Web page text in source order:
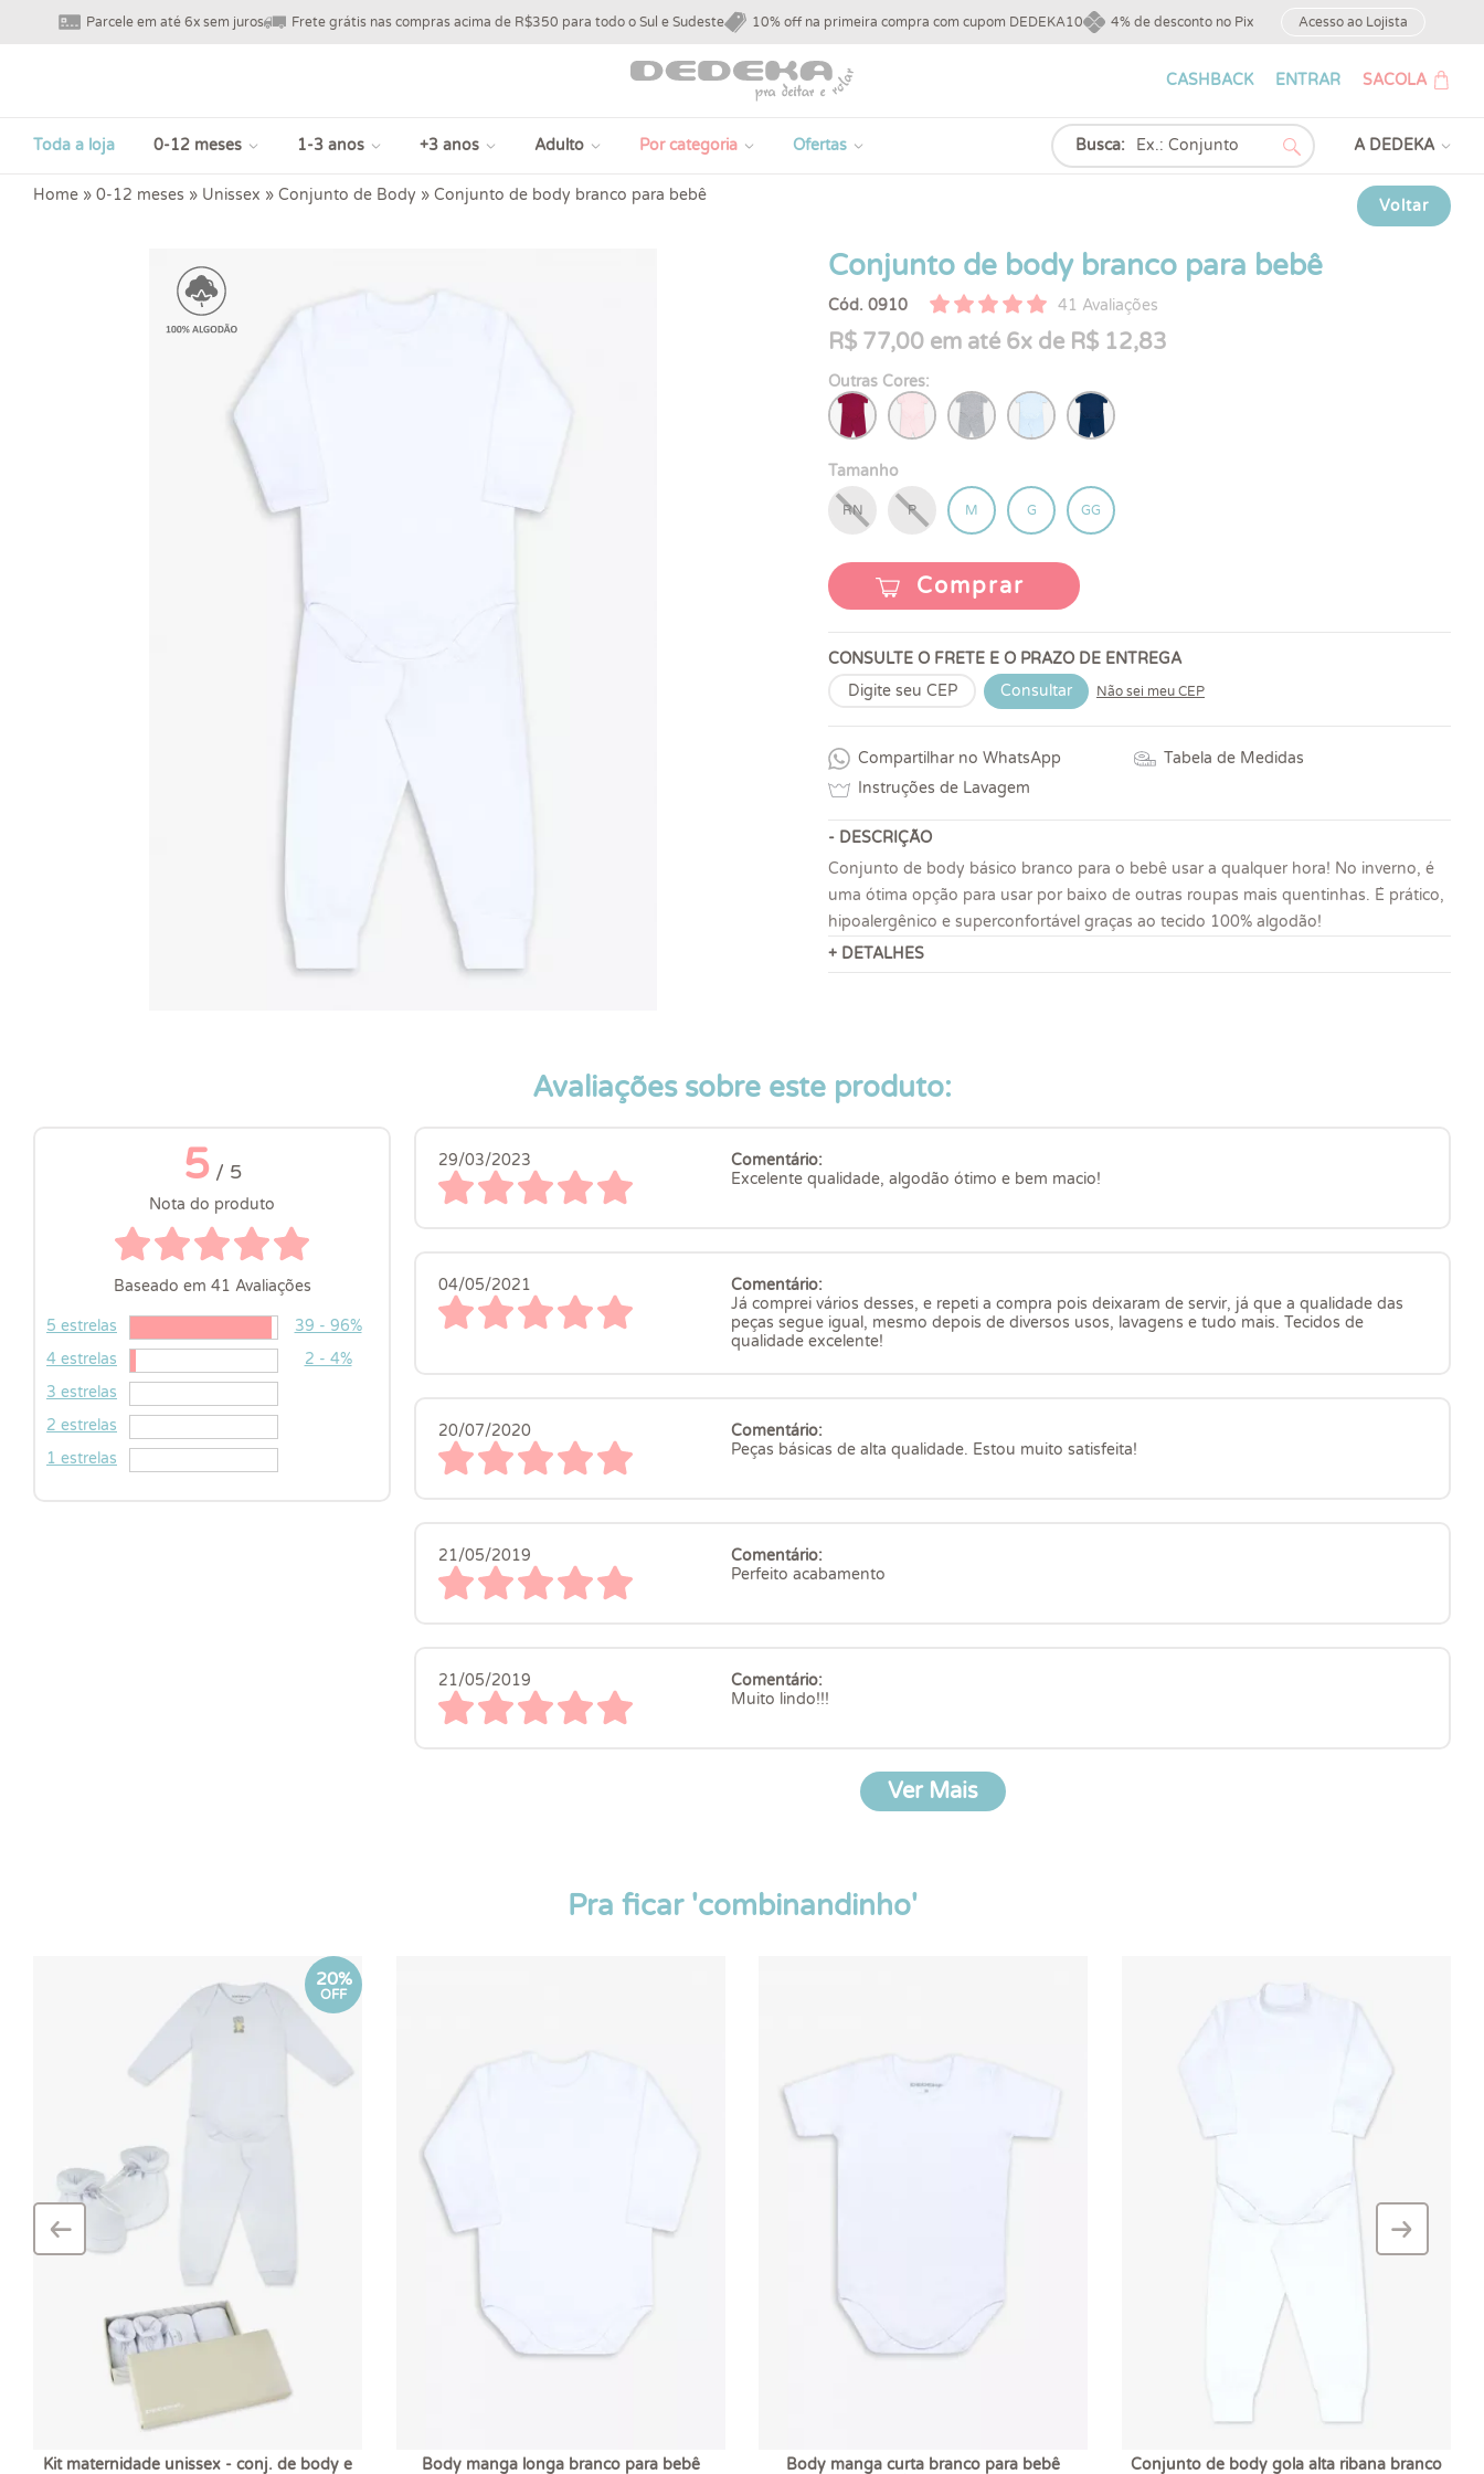
Parcele em até 6x sem juros Frete grátis nas compras acima de R$350 para todo o Sul e Sudeste 10% off na primeira compra com cupom DEDEKA10 4% de desconto no Pix Acesso ao Lojista
CASHBACK ENTRAR SACOLA
Toda a loja 0-12 meses 1-3 anos +3 anos Adulto Por categoria Ofertas A DEDEKA
Busca:
Home » 0-12 meses » Unissex » Conjunto de Body » Conjunto de body branco para bebê
Voltar
Conjunto de body branco para bebê
Cód. 0910 41 Avaliações
R$ 77,00 em até 6x de R$ 12,83
Outras Cores:
Tamanho
RN P M G GG
Comprar
CONSULTE O FRETE E O PRAZO DE ENTREGA
Consultar
Não sei meu CEP
Compartilhar no WhatsApp
Tabela de Medidas
Instruções de Lavagem
- DESCRIÇÃO
Conjunto de body básico branco para o bebê usar a qualquer hora! No inverno, é
uma ótima opção para usar por baixo de outras roupas mais quentinhas. É prático,
hipoalergênico e superconfortável graças ao tecido 100% algodão!
+ DETALHES
Avaliações sobre este produto:
5/ 5
Nota do produto
Baseado em 41 Avaliações
5 estrelas
39 - 96%
4 estrelas
2 - 4%
3 estrelas
2 estrelas
1 estrelas
29/03/2023
Comentário:
Excelente qualidade, algodão ótimo e bem macio!
04/05/2021
Comentário:
Já comprei vários desses, e repeti a compra pois deixaram de servir, já que a qualidade das
peças segue igual, mesmo depois de diversos usos, lavagens e tudo mais. Tecidos de
qualidade excelente!
20/07/2020
Comentário:
Peças básicas de alta qualidade. Estou muito satisfeita!
21/05/2019
Comentário:
Perfeito acabamento
21/05/2019
Comentário:
Muito lindo!!!
Ver Mais
Pra ficar 'combinandinho'
20%
OFF
Kit maternidade unissex - conj. de body e
Body manga longa branco para bebê
Body manga curta branco para bebê
Conjunto de body gola alta ribana branco
–
‹ –
›